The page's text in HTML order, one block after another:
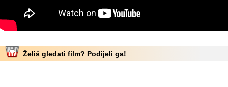
Želiš gledati film? Podijeli ga!